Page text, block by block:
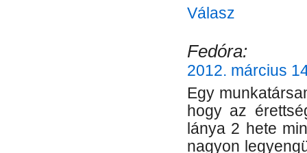
Válasz
Fedóra:
2012. március
Egy
hogy az
lánya 2 hete
nagyon